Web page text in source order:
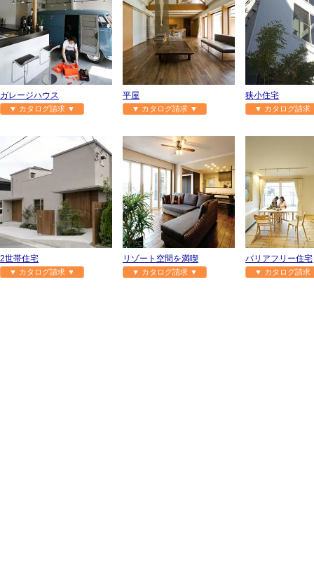
ガレージハウス
▼ カタログ請求 ▼
平屋
▼ カタログ請求 ▼
狭小住宅
▼ カタログ請
2世帯住宅
▼ カタログ請求 ▼
リゾート空間を満喫
▼ カタログ請求 ▼
バリアフリー住宅
▼ カタログ請